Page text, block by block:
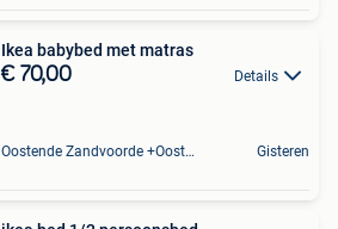
Ikea babybed met matras
€ 70,00 Details
Oostende Zandvoorde +Oostende Gisteren